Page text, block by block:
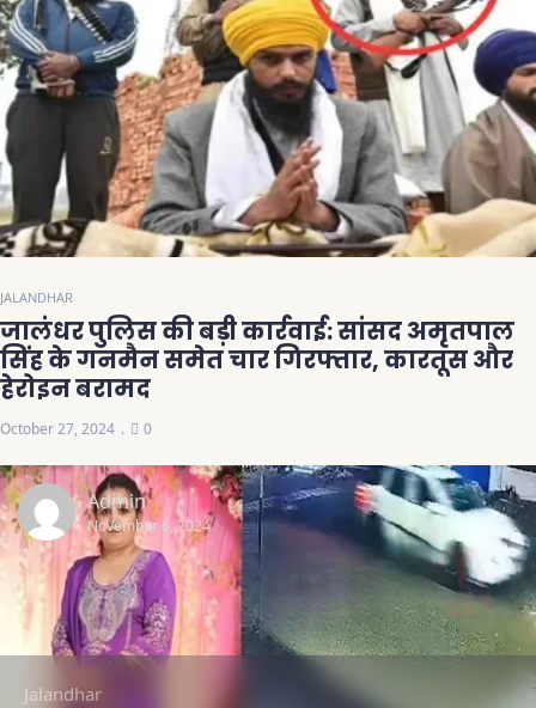
JALANDHAR
जालंधर पुलिस की बड़ी कार्रवाई: सांसद अमृतपाल
सिंह के गनमैन समेत चार गिरफ्तार, कारतूस और
हेरोइन बरामद
October 27, 2024 0
Admin
November 6, 2024
Jalandhar